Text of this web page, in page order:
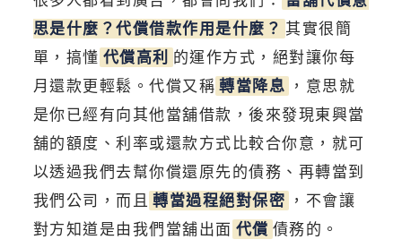
思是什麼？代償借款作用是什麼？ 其實很簡
單，搞懂 代償高利 的運作方式，絕對讓你每
月還款更輕鬆。代償又稱 轉當降息 ，意思就
是你已經有向其他當舖借款，後來發現東興當
舖的額度、利率或還款方式比較合你意，就可
以透過我們去幫你償還原先的債務、再轉當到
我們公司，而且 轉當過程絕對保密 ，不會讓
對方知道是由我們當舖出面 代償 債務的。